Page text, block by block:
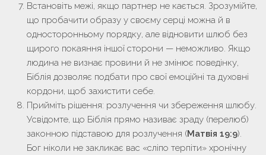
Встановіть межі, якщо партнер не кається. Зрозумійте,
що пробачити образу у своєму серці можна й в
односторонньому порядку, але відновити шлюб без
щирого покаяння іншої сторони — неможливо. Якщо
людина не визнає провини й не змінює поведінку,
Біблія дозволяє подбати про свої емоційні та духовні
кордони, щоб захистити себе.
Прийміть рішення: розлучення чи збереження шлюбу.
Усвідомте, що Біблія прямо називає зраду (перелюб)
законною підставою для розлучення (Матвія 19:9).
Бог ніколи не закликає вас «сліпо терпіти» хронічну